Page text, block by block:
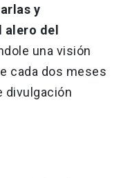
y
del
una visión
cada dos meses
divulgación